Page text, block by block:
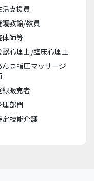
活支援員
護教諭/教員
体師等
認心理士/臨床心理士
んま指圧マッサージ
録販売者
理部門
定技能介護